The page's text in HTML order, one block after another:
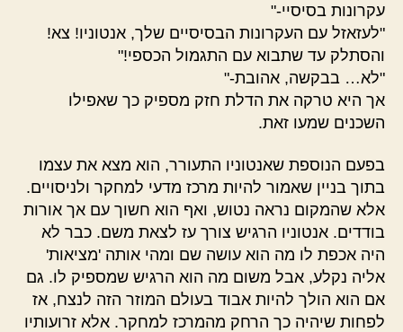
עקרונות בסיסיי-"
"לעזאזל עם העקרונות הבסיסיים שלך, אנטוניו! צא!
והסתלק עד שתבוא עם התגמול הכספי!"
"לא… בבקשה, אהובת-"
אך היא טרקה את הדלת חזק מספיק כך שאפילו
השכנים שמעו זאת.
בפעם הנוספת שאנטוניו התעורר, הוא מצא את עצמו
בתוך בניין שאמור להיות מרכז מדעי למחקר ולניסויים.
אלא שהמקום נראה נטוש, ואף הוא חשוך עם אך אורות
בודדים. אנטוניו הרגיש צורך עז לצאת משם. כבר לא
היה אכפת לו מה הוא עושה שם ומהי אותה 'מציאות'
אליה נקלע, אבל משום מה הוא הרגיש שמספיק לו. גם
אם הוא הולך להיות אבוד בעולם המוזר הזה לנצח, אז
לפחות שיהיה כך הרחק מהמרכז למחקר. אלא זרועותיו